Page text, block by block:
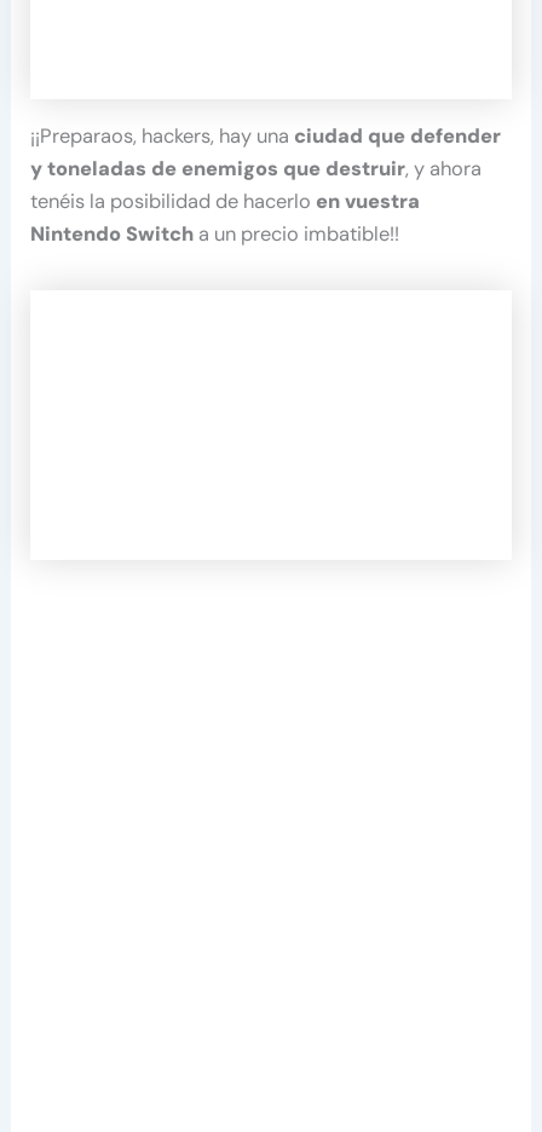
¡¡Preparaos, hackers, hay una ciudad que defender
y toneladas de enemigos que destruir, y ahora
tenéis la posibilidad de hacerlo en vuestra
Nintendo Switch a un precio imbatible!!